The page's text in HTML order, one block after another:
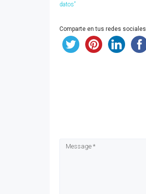
datos”
Comparte en tus redes sociales